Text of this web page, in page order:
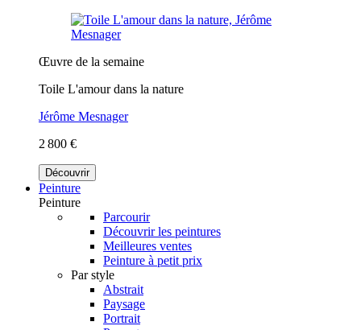
Œuvre de la semaine
Toile L'amour dans la nature
Jérôme Mesnager
2 800 €
Découvrir
Peinture
Peinture
Parcourir
Découvrir les peintures
Meilleures ventes
Peinture à petit prix
Par style
Abstrait
Paysage
Portrait